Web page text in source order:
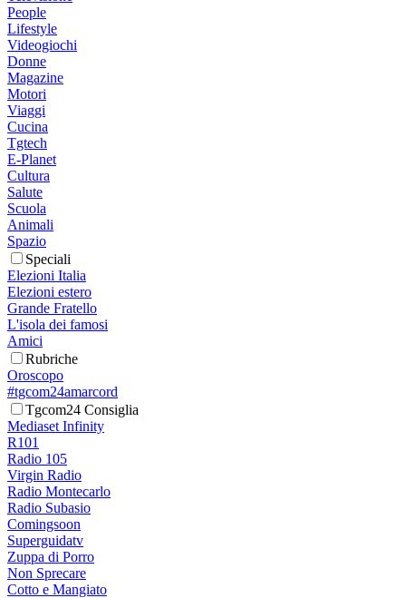
People
Lifestyle
Videogiochi
Donne
Magazine
Motori
Viaggi
Cucina
Tgtech
E-Planet
Cultura
Salute
Scuola
Animali
Spazio
Speciali
Elezioni Italia
Elezioni estero
Grande Fratello
L'isola dei famosi
Amici
Rubriche
Oroscopo
#tgcom24amarcord
Tgcom24 Consiglia
Mediaset Infinity
R101
Radio 105
Virgin Radio
Radio Montecarlo
Radio Subasio
Comingsoon
Superguidatv
Zuppa di Porro
Non Sprecare
Cotto e Mangiato